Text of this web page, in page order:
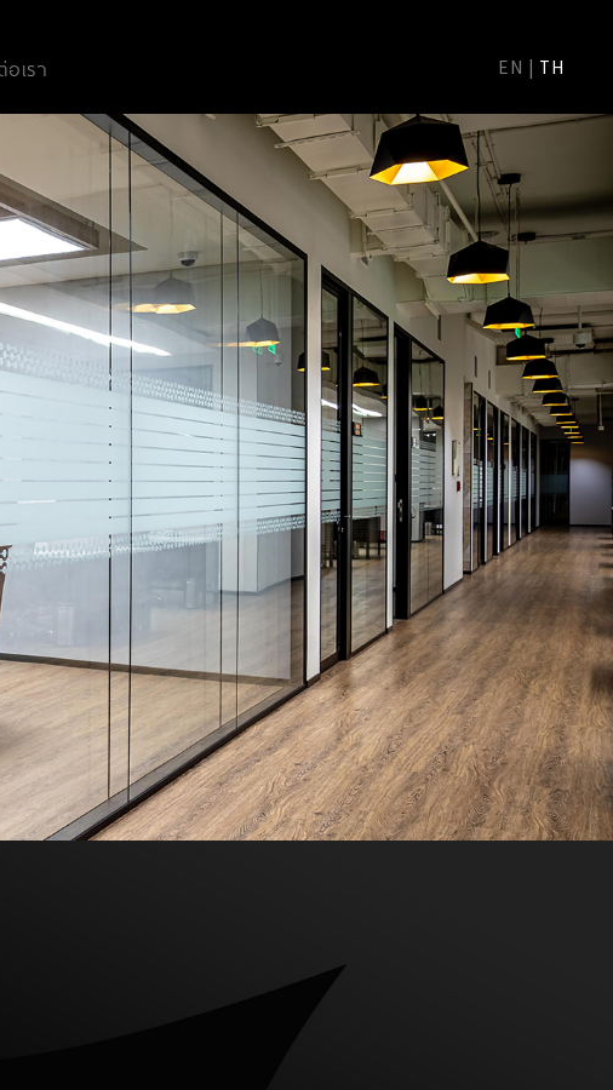
เรา EN | TH